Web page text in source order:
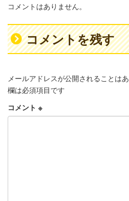
コメントはありません。
コメントを残す
メールアドレスが公開されることはあ
欄は必須項目です
コメント ※